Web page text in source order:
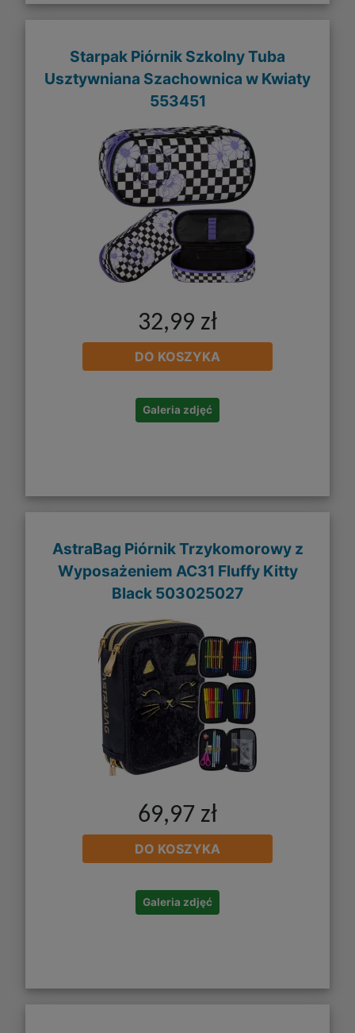
Starpak Piórnik Szkolny Tuba
Usztywniana Szachownica w Kwiaty
553451
32,99 zł
DO KOSZYKA
Galeria zdjęć
AstraBag Piórnik Trzykomorowy z
Wyposażeniem AC31 Fluffy Kitty
Black 503025027
69,97 zł
DO KOSZYKA
Galeria zdjęć